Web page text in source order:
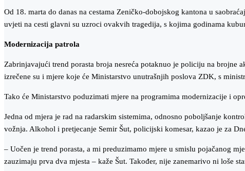
Od 18. marta do danas na cestama Zeničko-dobojskog kantona u
uvjeti na cesti glavni su uzroci ovakvih tragedija, s kojima godinama
Modernizacija patrola
Zabrinjavajući trend porasta broja nesreća potaknuo je policiju na brojne
izrečene su i mjere koje će Ministarstvo unutrašnjih poslova ZDK, s
Tako će Ministarstvo poduzimati mjere na programima modernizacije i
Jedna od mjera je rad na radarskim sistemima, odnosno poboljšanje
vožnja. Alkohol i pretjecanje Semir Šut, policijski komesar, kazao je za
– Uočen je trend porasta, a mi preduzimamo mjere u smislu pojačanog
zauzimaju prva dva mjesta – kaže Šut. Također, nije zanemarivo ni loše